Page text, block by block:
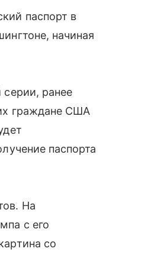
паспорт в
начиная
серии, ранее
граждане США
паспорта
На
с его
со